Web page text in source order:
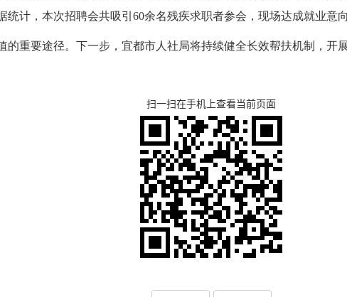
计，本次招聘会共吸引60余名残疾求职者参会，现场达成就业意向
的重要途径。下一步，宜都市人社局将持续健全长效帮扶机制，开
扫一扫在手机上查看当前页面